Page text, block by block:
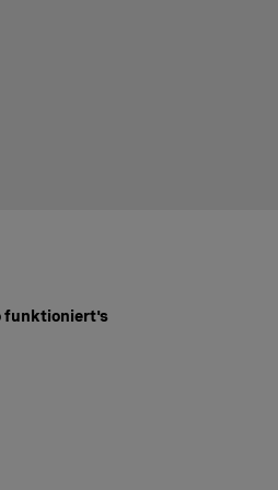
funktioniert's